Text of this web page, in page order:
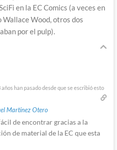
en la EC Comics (a veces en
Wood, otros dos
por el pulp).
años han pasado desde que se escribió esto
Martínez Otero
de encontrar gracias a la
de material de la EC que esta